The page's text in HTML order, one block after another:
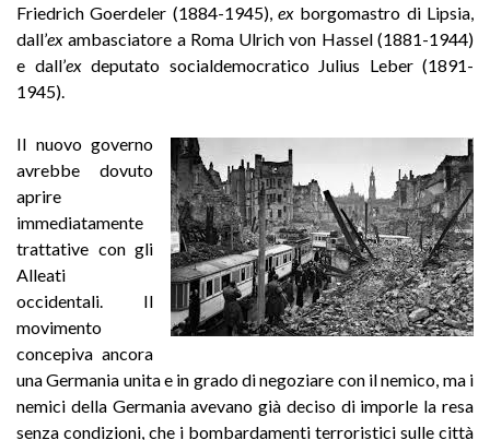
Friedrich Goerdeler (1884-1945), ex borgomastro di Lipsia,
dall’ex ambasciatore a Roma Ulrich von Hassel (1881-1944)
e dall’exdeputato socialdemocratico Julius Leber (1891-
1945).
Il nuovo governo
avrebbe dovuto
aprire
immediatamente
trattative con gli
Alleati
occidentali. Il
movimento
concepiva ancora
una Germania unita e in grado di negoziare con il nemico, ma i
nemici della Germania avevano già deciso di imporle la resa
senza condizioni, che i bombardamenti terroristici sulle città